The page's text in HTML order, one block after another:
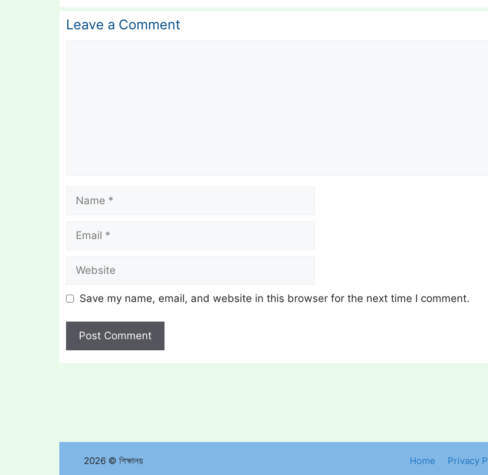
Leave a Comment
Save my name, email, and website in this browser for the next time I comment.
Home Privacy
2026 © শিক্ষালয়